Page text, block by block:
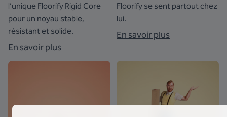
l’unique Floorify Rigid Core
pour un noyau stable,
résistant et solide.
En savoir plus
Floorify se sent partout chez
lui.
En savoir plus